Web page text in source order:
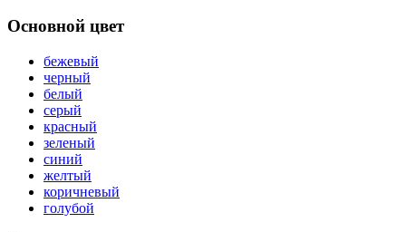
Основной цвет
бежевый
черный
белый
серый
красный
зеленый
синий
желтый
коричневый
голубой